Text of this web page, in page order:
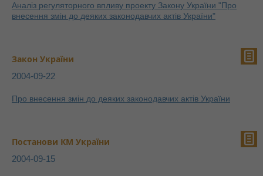
Аналіз регуляторного впливу проекту Закону України "Про
внесення змін до деяких законодавчих актів України"
Закон України
2004-09-22
Про внесення змін до деяких законодавчих актів України
Постанови КМ України
2004-09-15